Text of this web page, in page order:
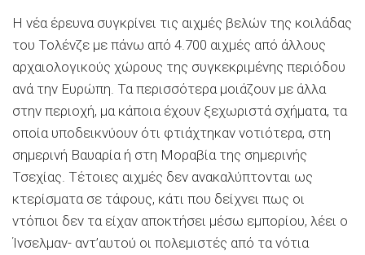
Η νέα έρευνα συγκρίνει τις αιχμές βελών της κοιλάδας
του Τολένζε με πάνω από 4.700 αιχμές από άλλους
αρχαιολογικούς χώρους της συγκεκριμένης περιόδου
ανά την Ευρώπη. Τα περισσότερα μοιάζουν με άλλα
στην περιοχή, μα κάποια έχουν ξεχωριστά σχήματα, τα
οποία υποδεικνύουν ότι φτιάχτηκαν νοτιότερα, στη
σημερινή Βαυαρία ή στη Μοραβία της σημερινής
Τσεχίας. Τέτοιες αιχμές δεν ανακαλύπτονται ως
κτερίσματα σε τάφους, κάτι που δείχνει πως οι
ντόπιοι δεν τα είχαν αποκτήσει μέσω εμπορίου, λέει ο
Ίνσελμαν- αντ’αυτού οι πολεμιστές από τα νότια